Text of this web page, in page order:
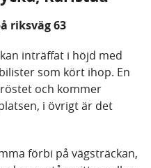
riksväg 63
inträffat i höjd med
som kört ihop. En
och kommer
i övrigt är det
förbi på vägsträckan,